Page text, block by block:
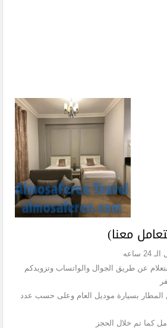
معنا)
ساعه
عن طريق الجوال والواتساب وتزويدكم
المطار بسيارة موديل العام وعلى حسب عدد
كما تم خلال الحجز